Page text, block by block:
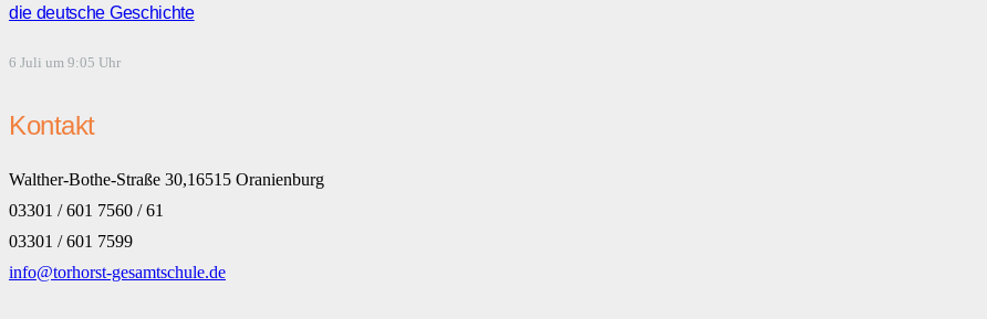
die deutsche Geschichte
6 Juli um 9:05 Uhr
Kontakt
Walther-Bothe-Straße 30,16515 Oranienburg
03301 / 601 7560 / 61
03301 / 601 7599
info@torhorst-gesamtschule.de